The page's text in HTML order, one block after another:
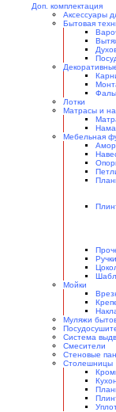
Доп. комплектация
Аксессуары
Бытовая
Лотки
Матрасы и
Мебельная
Мойки
Муляжи
Система
Смесители
Стеновые
Столешницы